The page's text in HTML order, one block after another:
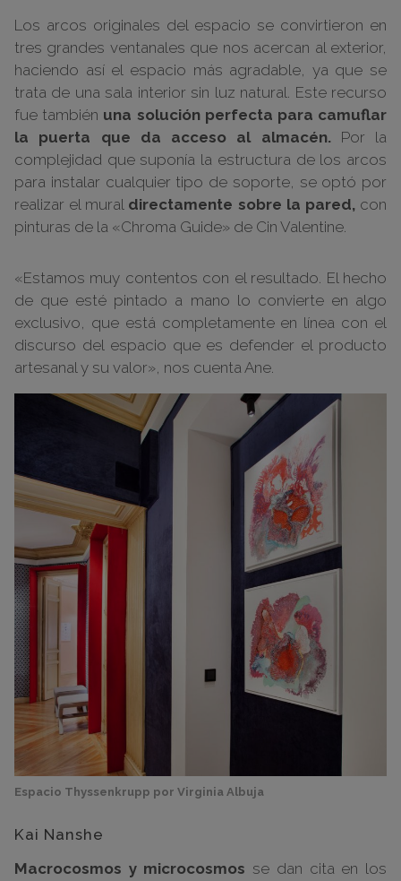
Los arcos originales del espacio se convirtieron en
tres grandes ventanales que nos acercan al exterior,
haciendo así el espacio más agradable, ya que se
trata de una sala interior sin luz natural. Este recurso
fue también una solución perfecta para camuflar
la puerta que da acceso al almacén.Por la
complejidad que suponía la estructura de los arcos
para instalar cualquier tipo de soporte, se optó por
realizar el mural directamente sobre la pared,con
pinturas de la «Chroma Guide» de Cin Valentine.
«Estamos muy contentos con el resultado. El hecho
de que esté pintado a mano lo convierte en algo
exclusivo, que está completamente en línea con el
discurso del espacio que es defender el producto
artesanal y su valor», nos cuenta Ane.
Espacio Thyssenkrupp por Virginia Albuja
Kai Nanshe
Macrocosmos y microcosmos se dan cita en los